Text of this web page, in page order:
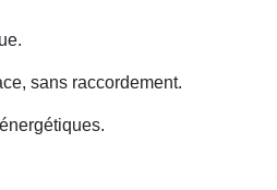
sans raccordement.